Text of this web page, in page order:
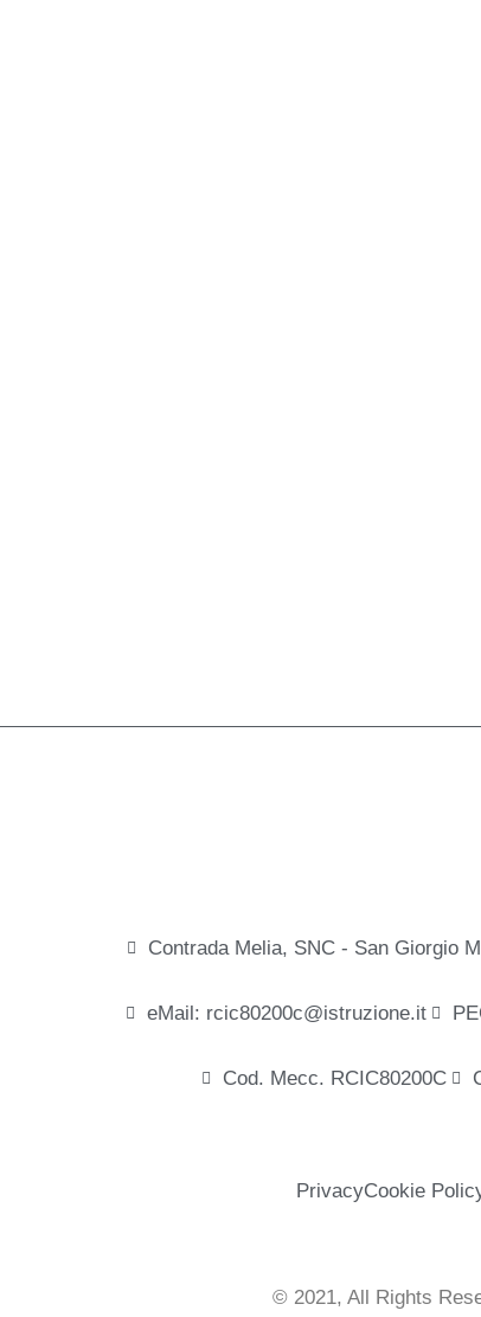
Contrada Melia, SNC - San Giorgio
eMail: rcic80200c@istruzione.it
Cod. Mecc. RCIC80200C
PrivacyCookie
© 2021, All Rights